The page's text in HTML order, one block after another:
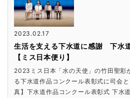
2023.02.17
生活を支える下水道に感謝 下水
【ミス日本便り】
2023ミス日本「水の天使」の竹田聖彩
る下水道作品コンクール表彰式に司会
真】下水道作品コンクール表彰式 下水